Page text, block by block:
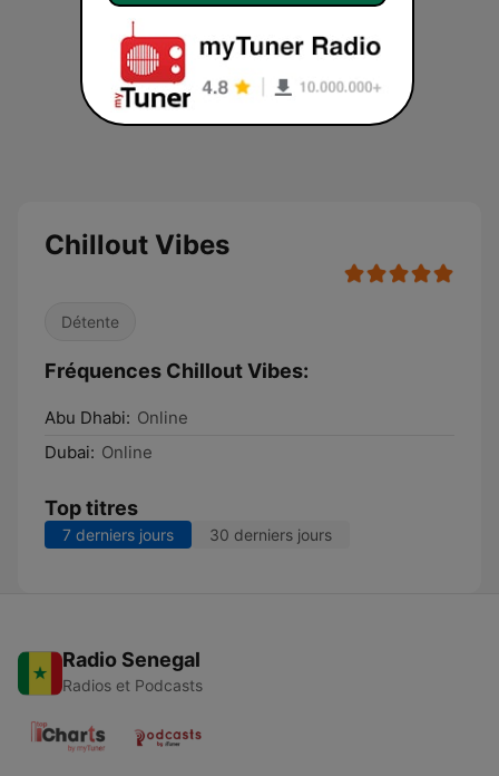
Chillout Vibes
Détente
Fréquences Chillout Vibes:
Abu Dhabi: Online
Dubai: Online
Top titres
7 derniers jours 30 derniers jours
Radio Senegal
Radios et Podcasts